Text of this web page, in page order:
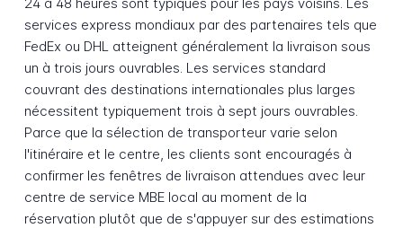
services express mondiaux par des partenaires tels que
FedEx ou DHL atteignent généralement la livraison sous
un à trois jours ouvrables. Les services standard
couvrant des destinations internationales plus larges
nécessitent typiquement trois à sept jours ouvrables.
Parce que la sélection de transporteur varie selon
l'itinéraire et le centre, les clients sont encouragés à
confirmer les fenêtres de livraison attendues avec leur
centre de service MBE local au moment de la
réservation plutôt que de s'appuyer sur des estimations